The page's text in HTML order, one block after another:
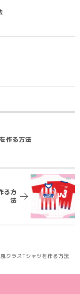
作る方法
る方
法
クラスTシャツを作る方法